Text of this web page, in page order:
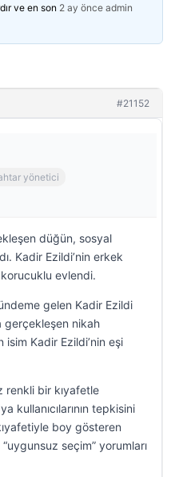
ve en son 2 ay önce admin
#21152
yönetici
düğün, sosyal
Kadir Ezildi’nin erkek
evlendi.
gelen Kadir Ezildi
gerçekleşen nikah
Kadir Ezildi’nin eşi
renkli bir kıyafetle
kullanıcılarının tepkisini
boy gösteren
seçim” yorumları